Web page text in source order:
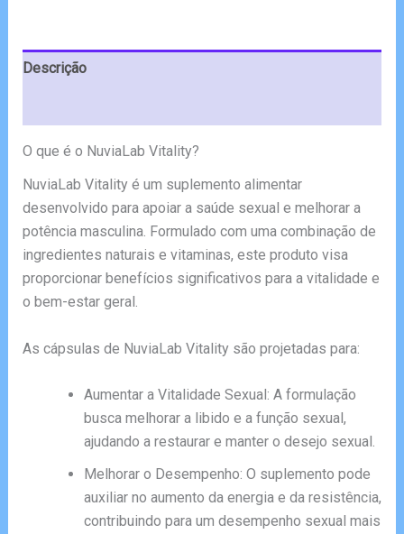
Descrição
O que é o NuviaLab Vitality?
NuviaLab Vitality é um suplemento alimentar
desenvolvido para apoiar a saúde sexual e melhorar a
potência masculina. Formulado com uma combinação de
ingredientes naturais e vitaminas, este produto visa
proporcionar benefícios significativos para a vitalidade e
o bem-estar geral.
As cápsulas de NuviaLab Vitality são projetadas para:
Aumentar a Vitalidade Sexual: A formulação
busca melhorar a libido e a função sexual,
ajudando a restaurar e manter o desejo sexual.
Melhorar o Desempenho: O suplemento pode
auxiliar no aumento da energia e da resistência,
contribuindo para um desempenho sexual mais